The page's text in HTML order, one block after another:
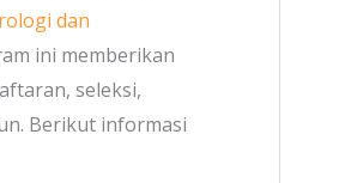
dan
ini memberikan
seleksi,
Berikut informasi